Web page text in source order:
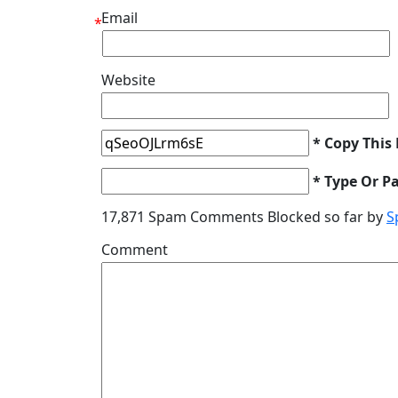
Email
*
Website
* Copy This
* Type Or
17,871 Spam Comments Blocked so far by
Comment